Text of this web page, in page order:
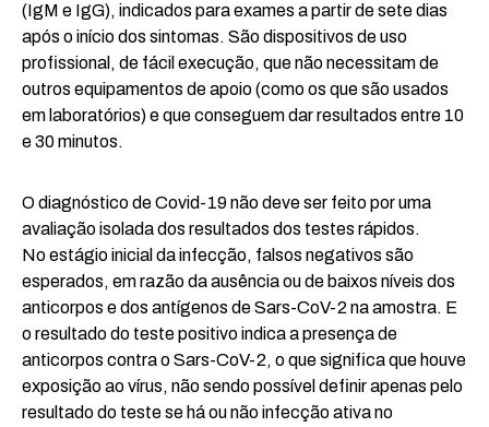
(IgM e IgG), indicados para exames a partir de sete dias
após o início dos sintomas. São dispositivos de uso
profissional, de fácil execução, que não necessitam de
outros equipamentos de apoio (como os que são usados
em laboratórios) e que conseguem dar resultados entre 10
e 30 minutos.
O diagnóstico de Covid-19 não deve ser feito por uma
avaliação isolada dos resultados dos testes rápidos.
No estágio inicial da infecção, falsos negativos são
esperados, em razão da ausência ou de baixos níveis dos
anticorpos e dos antígenos de Sars-CoV-2 na amostra. E
o resultado do teste positivo indica a presença de
anticorpos contra o Sars-CoV-2, o que significa que houve
exposição ao vírus, não sendo possível definir apenas pelo
resultado do teste se há ou não infecção ativa no